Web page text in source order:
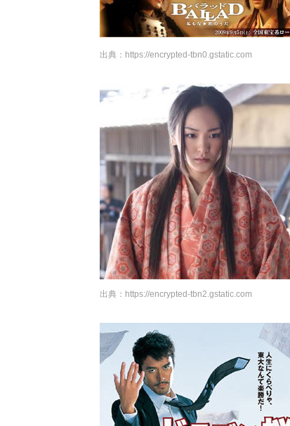
出典： https://encrypted-tbn0.gstatic.com
出典： https://encrypted-tbn2.gstatic.com